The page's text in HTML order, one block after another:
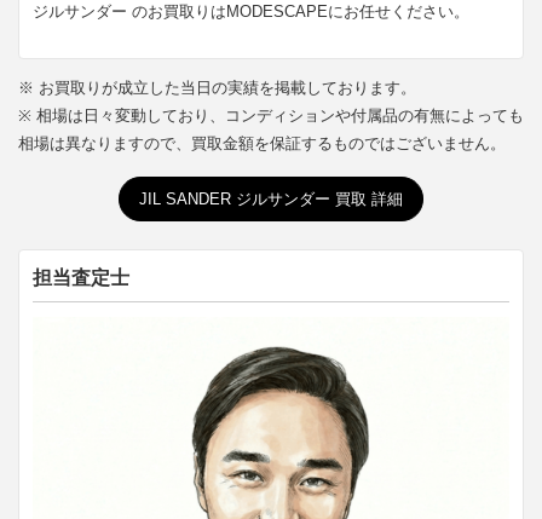
ジルサンダー のお買取りはMODESCAPEにお任せください。
※ お買取りが成立した当日の実績を掲載しております。
※ 相場は日々変動しており、コンディションや付属品の有無によっても
相場は異なりますので、買取金額を保証するものではございません。
JIL SANDER ジルサンダー 買取 詳細
担当査定士